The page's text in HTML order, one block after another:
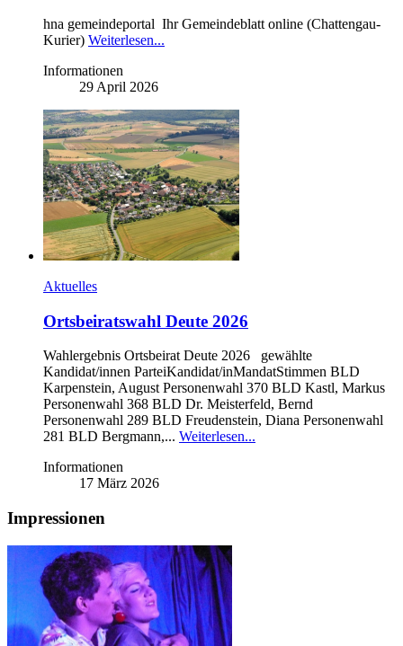
hna gemeindeportal Ihr Gemeindeblatt online (Chattengau-
Kurier) Weiterlesen...
Informationen
29 April 2026
Aktuelles
Ortsbeiratswahl Deute 2026
Wahlergebnis Ortsbeirat Deute 2026 gewählte
Kandidat/innen ParteiKandidat/inMandatStimmen BLD
Karpenstein, August Personenwahl 370 BLD Kastl, Markus
Personenwahl 368 BLD Dr. Meisterfeld, Bernd
Personenwahl 289 BLD Freudenstein, Diana Personenwahl
281 BLD Bergmann,... Weiterlesen...
Informationen
17 März 2026
Impressionen